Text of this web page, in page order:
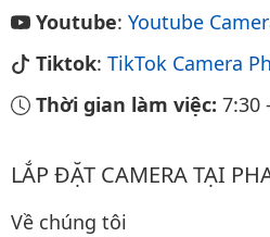
Youtube: Youtube
Tiktok: TikTok Camera
Thời gian làm việc: 7:30
LẮP ĐẶT CAMERA TẠI
Về chúng tôi